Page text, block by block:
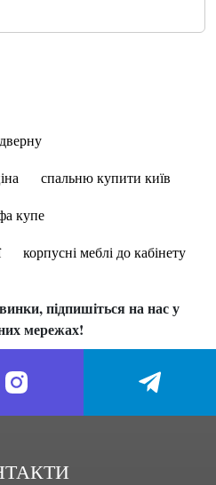
спальню купити київ
купе
корпусні меблі до кабінету
підпишіться на нас у
мережах!